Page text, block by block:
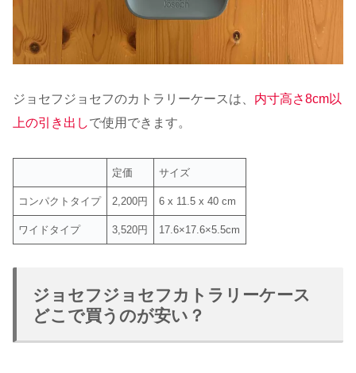
ジョセフジョセフのカトラリーケースは、 内寸高さ8cm以
上の引き出しで使用できます。
定価 サイズ
コンパクトタイプ 2,200円 6 x 11.5 x 40 cm
ワイドタイプ 3,520円 17.6×17.6×5.5cm
ジョセフジョセフカトラリーケース
どこで買うのが安い？